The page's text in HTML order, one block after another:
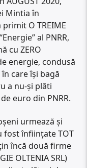
Mintia în
O TREIME
al PNRR,
cu ZERO
energie, condusă
care își bagă
a nu-și plăti
euro din PNRR.
urmează și
fost înființate TOT
încă două firme
OLTENIA SRL)